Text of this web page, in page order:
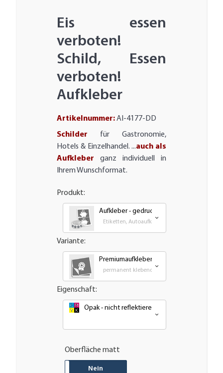
Eis essen
verboten!
Schild, Essen
verboten!
Aufkleber
Artikelnummer:AI-4177-DD
Schilder für Gastronomie,
Hotels & Einzelhandel. ...auch als
Aufkleber ganz individuell in
Ihrem Wunschformat.
Produkt:
Aufkleber - gedruckt
Etiketten, Autoaufkleber, Transfer und
Variante:
Premiumaufkleber - wetterfest, UV-
permanent klebende - Outdoor PVC Folie
Eigenschaft:
Opak - nicht reflektierend oder nachleuchtend
Oberfläche matt
Nein